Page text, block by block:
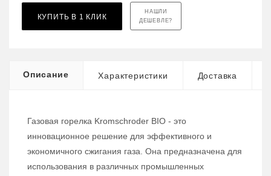
КУПИТЬ В 1 КЛИК
НАШЛИ
ДЕШЕВЛЕ?
Описание Характеристики Доставка
Газовая горелка Kromschroder BIO - это
инновационное решение для эффективного и
экономичного сжигания газа. Она предназначена для
использования в различных промышленных